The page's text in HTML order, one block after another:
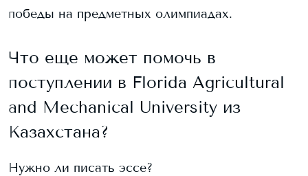
победы на предметных олимпиадах.
Что еще может помочь в
поступлении в Florida Agricultural
and Mechanical University из
Казахстана?
Нужно ли писать эссе?